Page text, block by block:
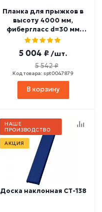
Планка для прыжков в
высоту 4000 мм,
фибергласс d=30 мм
СТ-356
5 004 ₽ /шт.
5 542 ₽
Код товара: spt0047879
В корзину
НАШЕ
ПРОИЗВОДСТВО
АКЦИЯ
Доска наклонная СТ-138